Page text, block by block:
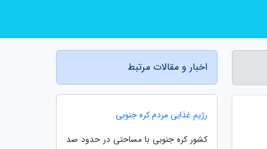
اخبار و مقالات مرتبط
رژیم غذایی مردم کره جنوبی
کشور کره جنوبی با مساحتی در حدود صد